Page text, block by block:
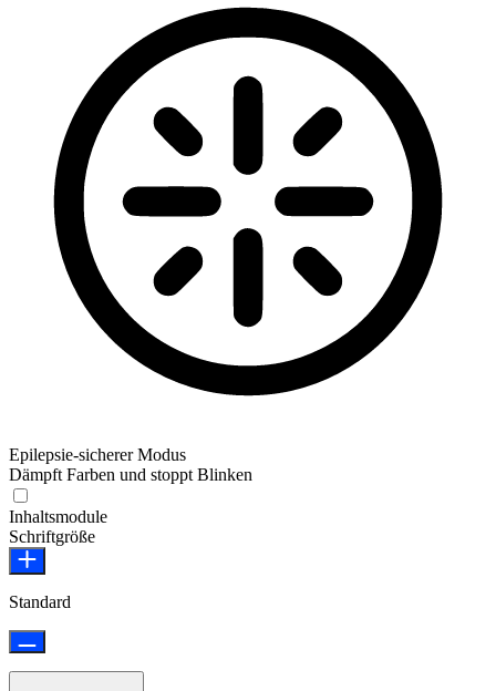
Epilepsie-sicherer Modus
Dämpft Farben und stoppt Blinken
Inhaltsmodule
Schriftgröße
Standard